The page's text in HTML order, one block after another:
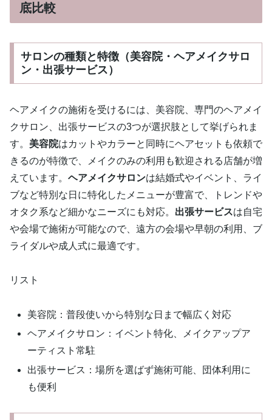
底比較
サロンの種類と特徴（美容院・ヘアメイクサロ
ン・出張サービス）
ヘアメイクの施術を受けるには、美容院、専門のヘアメイ
クサロン、出張サービスの3つが選択肢として挙げられま
す。 美容院はカットやカラーと同時にヘアセットも依頼で
きるのが特徴で、メイクのみの利用も歓迎される店舗が増
えています。 ヘアメイクサロンは結婚式やイベント、ライ
ブなど特別な日に特化したメニューが豊富で、トレンドや
オタク系など細かなニーズにも対応。 出張サービスは自宅
や会場で施術が可能なので、遠方の会場や早朝の利用、ブ
ライダルや成人式に最適です。
リスト
美容院：普段使いから特別な日まで幅広く対応
ヘアメイクサロン：イベント特化、メイクアップア
ーティスト常駐
出張サービス：場所を選ばず施術可能、団体利用に
も便利